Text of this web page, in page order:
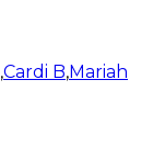
,Cardi B,Mariah